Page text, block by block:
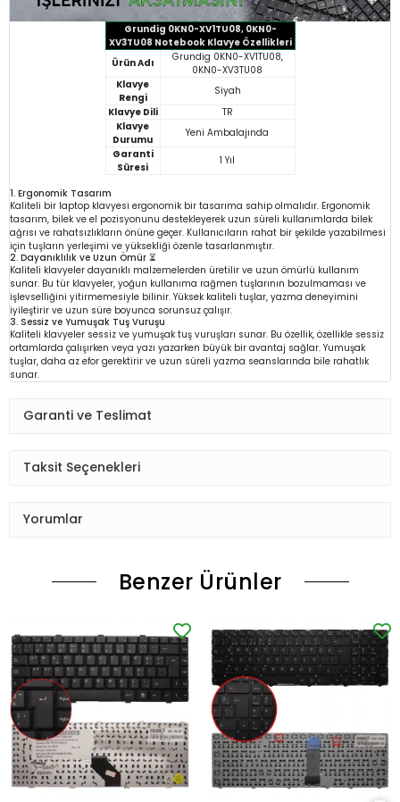
Grundig 0KN0-XV1TU08, 0KN0-
XV3TU08 Notebook Klavye Özellikleri
Ürün Adı
Grundig 0KN0-XV1TU08,
0KN0-XV3TU08
Klavye
Rengi
Siyah
Klavye Dili
TR
Klavye
Durumu
Yeni Ambalajında
Garanti
Süresi
1 Yıl
1. Ergonomik Tasarım
Kaliteli bir laptop klavyesi ergonomik bir tasarıma sahip olmalıdır. Ergonomik
tasarım, bilek ve el pozisyonunu destekleyerek uzun süreli kullanımlarda bilek
ağrısı ve rahatsızlıkların önüne geçer. Kullanıcıların rahat bir şekilde yazabilmesi
için tuşların yerleşimi ve yüksekliği özenle tasarlanmıştır.
2. Dayanıklılık ve Uzun Ömür ⏳
Kaliteli klavyeler dayanıklı malzemelerden üretilir ve uzun ömürlü kullanım
sunar. Bu tür klavyeler, yoğun kullanıma rağmen tuşlarının bozulmaması ve
işlevselliğini yitirmemesiyle bilinir. Yüksek kaliteli tuşlar, yazma deneyimini
iyileştirir ve uzun süre boyunca sorunsuz çalışır.
3. Sessiz ve Yumuşak Tuş Vuruşu
Kaliteli klavyeler sessiz ve yumuşak tuş vuruşları sunar. Bu özellik, özellikle sessiz
ortamlarda çalışırken veya yazı yazarken büyük bir avantaj sağlar. Yumuşak
tuşlar, daha az efor gerektirir ve uzun süreli yazma seanslarında bile rahatlık
sunar.
Garanti ve Teslimat
Taksit Seçenekleri
Yorumlar
Benzer Ürünler